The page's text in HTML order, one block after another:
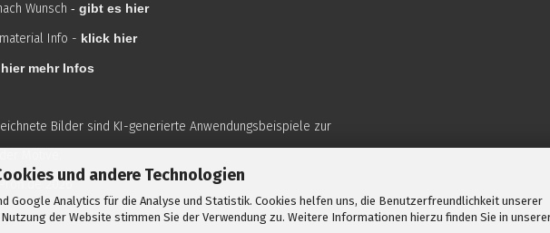
und andere Technologien
Google Analytics für die Analyse und Statistik. Cookies helfen uns, die Benutzerfreundlichkeit unserer
der Website stimmen Sie der Verwendung zu. Weitere Informationen hierzu finden Sie in
Wunsch - gibt es hier
Info - klick hier
hier mehr Infos
Bilder sind KI-generierte Anwendungsbeispiele zur
2026